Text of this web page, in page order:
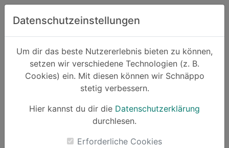
Zum Hauptinhalt springen
Datenschutzeinstellungen
Um dir das beste Nutzererlebnis bieten zu können,
setzen wir verschiedene Technologien (z. B.
Cookies) ein. Mit diesen können wir Schnäppo
stetig verbessern.
Hier kannst du dir die Datenschutzerklärung
durchlesen.
Erforderliche Cookies
Suchen
Anbieter SPIEGEL Abo
Schnäppchen von SPIEGEL Abo